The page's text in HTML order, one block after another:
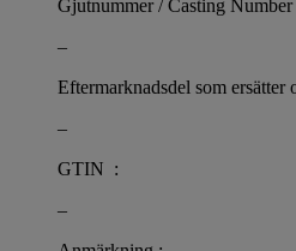
Gjutnummer / Casting Number
–
Eftermarknadsdel som ersätter
–
GTIN :
–